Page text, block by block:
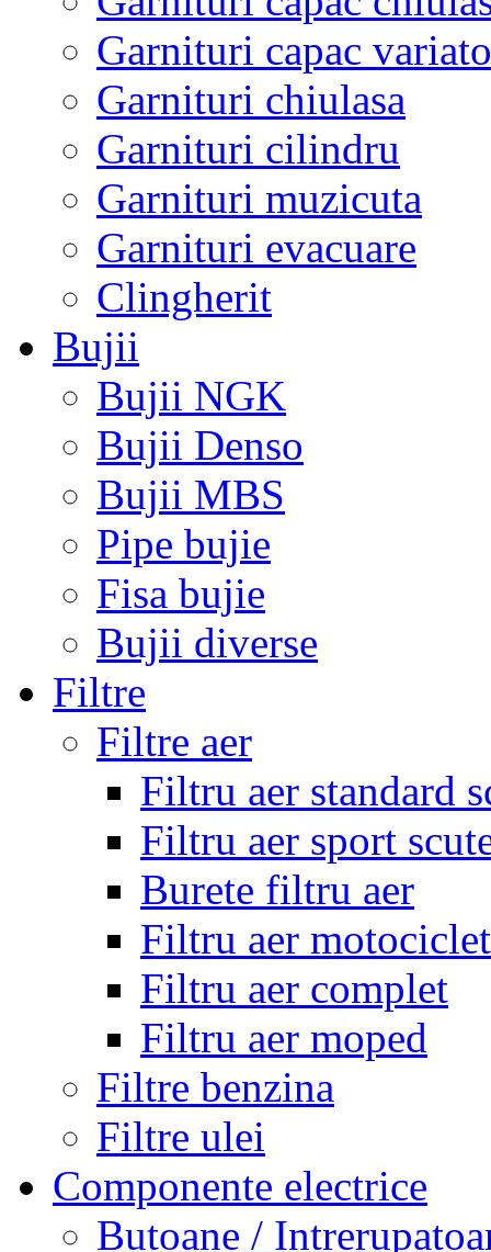
Garnituri capac
Garnituri chiulasa
Garnituri cilindru
Garnituri muzicuta
Garnituri evacuare
Clingherit
Bujii
Bujii NGK
Bujii Denso
Bujii MBS
Pipe bujie
Fisa bujie
Bujii diverse
Filtre
Filtre aer
Filtru aer standard
Filtru aer sport
Burete filtru aer
Filtru aer
Filtru aer complet
Filtru aer moped
Filtre benzina
Filtre ulei
Componente electrice
Butoane /